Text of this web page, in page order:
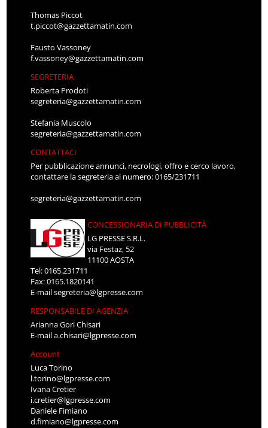
Thomas Piccot
t.piccot@gazzettamatin.com
Fausto Vassoney
f.vassoney@gazzettamatin.com
SEGRETERIA
Roberta Prodoti
segreteria@gazzettamatin.com
Stefania Muscolo
segreteria@gazzettamatin.com
CONTATTACI
Per pubblicazione annunci, necrologi, offro e cerco lavoro,
contattare la segreteria al numero: 0165/231711
segreteria@gazzettamatin.com
CONCESSIONARIA DI PUBBLICITÀ
LG PRESSE S.R.L.
via Festaz, 52
11100 AOSTA
Tel: 0165.231711
Fax: 0165.1820141
E-mailsegreteria@lgpresse.com
RESPONSABILE DI AGENZIA
Arianna Gori Chisari
E-maila.chisari@lgpresse.com
Account
Luca Torino
l.torino@lgpresse.com
Ivana Cretier
i.cretier@lgpresse.com
Daniele Fimiano
d.fimiano@lgpresse.com